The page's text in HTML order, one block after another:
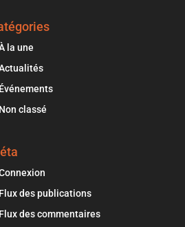
la une
Événements
Non classé
Flux des publications
Flux des commentaires